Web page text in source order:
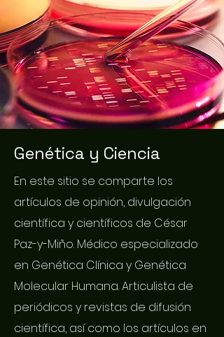
Genética y Ciencia
En este sitio se comparte los
artículos de opinión, divulgación
científica y científicos de César
Paz-y-Miño. Médico especializado
en Genética Clínica y Genética
Molecular Humana. Articulista de
periódicos y revistas de difusión
científica, así como los artículos en